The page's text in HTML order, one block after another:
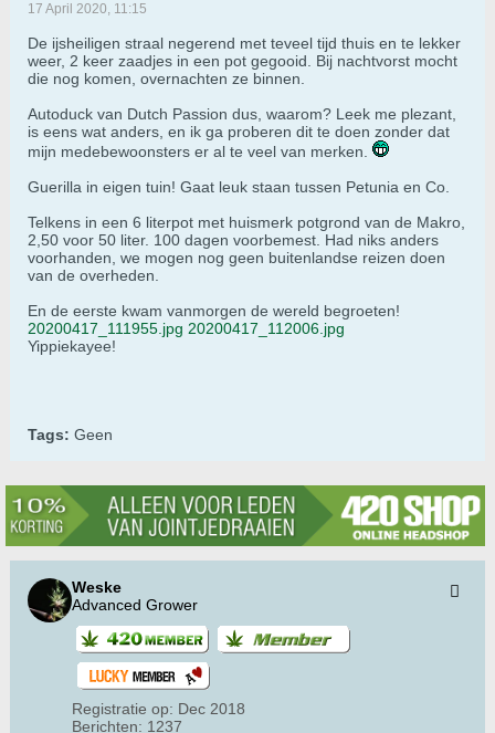
17 April 2020, 11:15
De ijsheiligen straal negerend met teveel tijd thuis en te lekker
weer, 2 keer zaadjes in een pot gegooid. Bij nachtvorst mocht
die nog komen, overnachten ze binnen.
Autoduck van Dutch Passion dus, waarom? Leek me plezant,
is eens wat anders, en ik ga proberen dit te doen zonder dat
mijn medebewoonsters er al te veel van merken.
Guerilla in eigen tuin! Gaat leuk staan tussen Petunia en Co.
Telkens in een 6 literpot met huismerk potgrond van de Makro,
2,50 voor 50 liter. 100 dagen voorbemest. Had niks anders
voorhanden, we mogen nog geen buitenlandse reizen doen
van de overheden.
En de eerste kwam vanmorgen de wereld begroeten!
20200417_111955.jpg 20200417_112006.jpg
Yippiekayee!
Tags: Geen
Weske
Advanced Grower
Registratie op: Dec 2018
Berichten: 1237